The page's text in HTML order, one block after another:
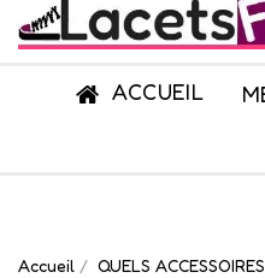
ACCUEIL
Accueil QUELS